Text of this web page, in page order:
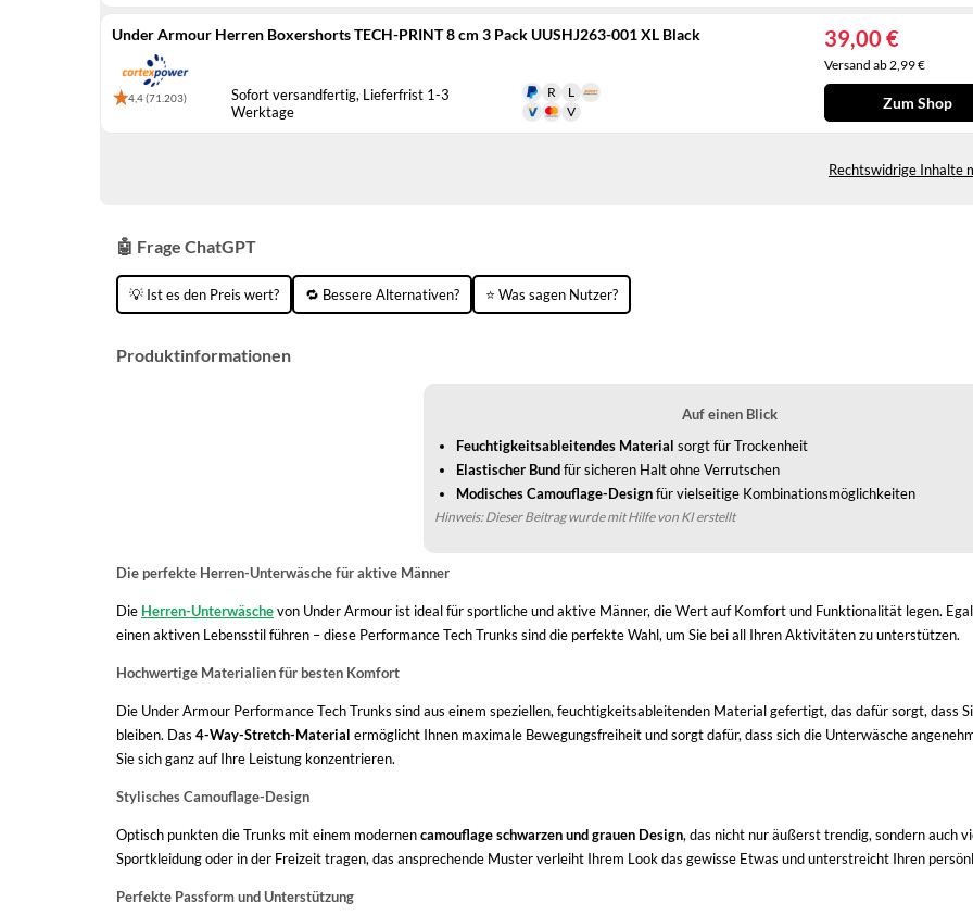
Under Armour Herren Boxershorts TECH-PRINT 8 cm 3 Pack UUSHJ263-001 XL Black
4,4 (71.203)
Sofort versandfertig, Lieferfrist 1-3
Werktage
39,00 €
Versand ab 2,99 €
Zum Shop
Rechtswidrige Inhalte
🤖 Frage ChatGPT
💡 Ist es den Preis wert? 🔁 Bessere Alternativen? ⭐ Was sagen Nutzer?
Produktinformationen
Auf einen Blick
Feuchtigkeitsableitendes Material sorgt für Trockenheit
Elastischer Bundfür sicheren Halt ohne Verrutschen
Modisches Camouflage-Designfür vielseitige Kombinationsmöglichkeiten
Hinweis: Dieser Beitrag wurde mit Hilfe von KI erstellt
Die perfekte Herren-Unterwäsche für aktive Männer
Die Herren-Unterwäschevon Under Armour ist ideal für sportliche und aktive Männer, die Wert auf Komfort und Funktionalität legen.
einen aktiven Lebensstil führen – diese Performance Tech Trunks sind die perfekte Wahl, um Sie bei all Ihren Aktivitäten zu unterstützen.
Hochwertige Materialien für besten Komfort
Die Under Armour Performance Tech Trunks sind aus einem speziellen, feuchtigkeitsableitenden Material gefertigt, das dafür sorgt, dass
bleiben. Das 4-Way-Stretch-Material ermöglicht Ihnen maximale Bewegungsfreiheit und sorgt dafür, dass sich die Unterwäsche
Sie sich ganz auf Ihre Leistung konzentrieren.
Stylisches Camouflage-Design
Optisch punkten die Trunks mit einem modernencamouflage schwarzen und grauen Design, das nicht nur äußerst trendig, sondern auch
Sportkleidung oder in der Freizeit tragen, das ansprechende Muster verleiht Ihrem Look das gewisse Etwas und unterstreicht Ihren
Perfekte Passform und Unterstützung